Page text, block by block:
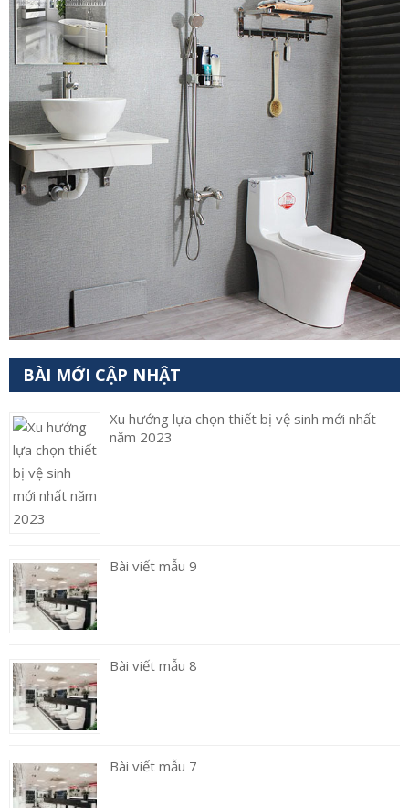
BÀI MỚI CẬP NHẬT
Xu hướng lựa chọn thiết bị vệ sinh mới nhất
năm 2023
Bài viết mẫu 9
Bài viết mẫu 8
Bài viết mẫu 7